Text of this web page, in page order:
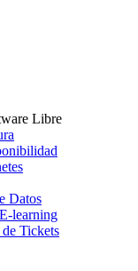
Libre
Datos
learning
Tickets